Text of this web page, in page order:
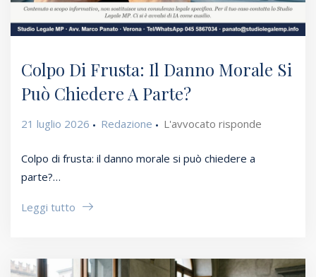
Colpo Di Frusta: Il Danno Morale Si
Può Chiedere A Parte?
21 luglio 2026 Redazione L'avvocato risponde
Colpo di frusta: il danno morale si può chiedere a
parte?…
Leggi tutto